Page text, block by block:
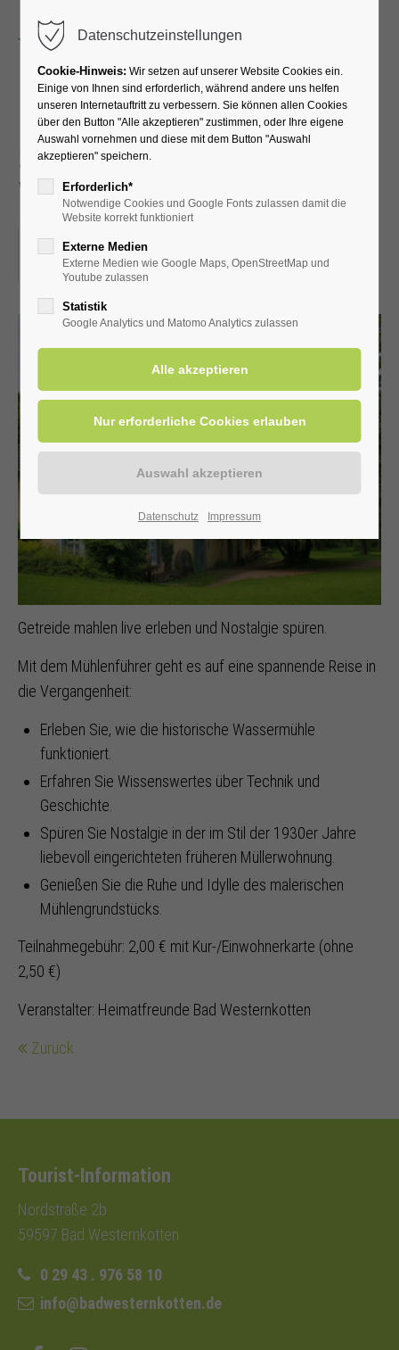
Führung durch die
Schäferkämper
Wassermühle
30.11.2024, 14:30
ORT: SCHÄFERKÄMPER WASSERMÜHLE
Getreide mahlen live erleben und Nostalgie spüren.
Mit dem Mühlenführer geht es auf eine spannende Reise in
die Vergangenheit:
Erleben Sie, wie die historische Wassermühle
funktioniert.
Erfahren Sie Wissenswertes über Technik und
Geschichte.
Spüren Sie Nostalgie in der im Stil der 1930er Jahre
liebevoll eingerichteten früheren Müllerwohnung.
Genießen Sie die Ruhe und Idylle des malerischen
Mühlengrundstücks.
Teilnahmegebühr: 2,00 € mit Kur-/Einwohnerkarte (ohne
2,50 €)
Veranstalter: Heimatfreunde Bad Westernkotten
Zurück
Tourist-Information
Nordstraße 2b
59597 Bad Westernkotten
0 29 43 . 976 58 10
info@badwesternkotten.de
Datenschutzeinstellungen
Cookie-Hinweis: Wir setzen auf unserer Website Cookies ein.
Einige von Ihnen sind erforderlich, während andere uns helfen
unseren Internetauftritt zu verbessern. Sie können allen Cookies
über den Button "Alle akzeptieren" zustimmen, oder Ihre eigene
Auswahl vornehmen und diese mit dem Button "Auswahl
akzeptieren" speichern.
Erforderlich*
Notwendige Cookies und Google Fonts zulassen damit die
Website korrekt funktioniert
Externe Medien
Externe Medien wie Google Maps, OpenStreetMap und
Youtube zulassen
Statistik
Google Analytics und Matomo Analytics zulassen
Datenschutz Impressum